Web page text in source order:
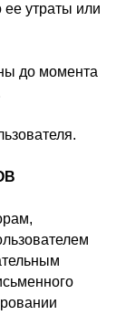
утраты или
до момента